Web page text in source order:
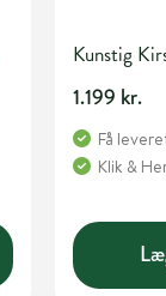
Kunstig
1.199 kr.
Få
Klik &